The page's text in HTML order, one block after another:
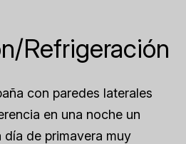
Refrigeración
con paredes laterales
en una noche un
de primavera muy